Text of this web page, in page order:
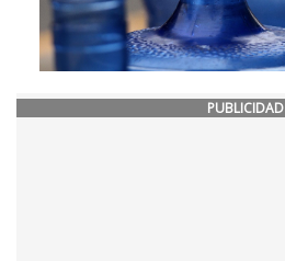
PUBLICIDAD